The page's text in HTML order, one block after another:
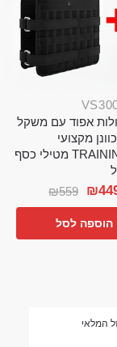
אפוד עם משקל
מקצועי
TRAINING VEST מטילי כסף
₪559 ₪
הוספה לסל
המלאי